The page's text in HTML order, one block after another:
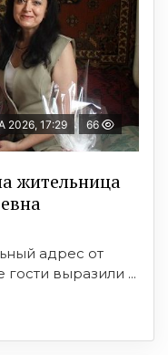
2026, 17:29 66
жительница
адрес от
гости выразили ...